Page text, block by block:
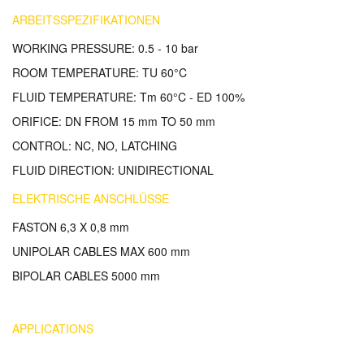
ARBEITSSPEZIFIKATIONEN
WORKING PRESSURE: 0.5 - 10 bar
ROOM TEMPERATURE: TU 60°C
FLUID TEMPERATURE: Tm 60°C - ED 100%
ORIFICE: DN FROM 15 mm TO 50 mm
CONTROL: NC, NO, LATCHING
FLUID DIRECTION: UNIDIRECTIONAL
ELEKTRISCHE ANSCHLÜSSE
FASTON 6,3 X 0,8 mm
UNIPOLAR CABLES MAX 600 mm
BIPOLAR CABLES 5000 mm
APPLICATIONS